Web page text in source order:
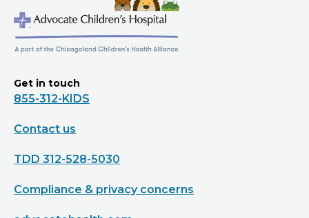
Get in touch
855-312-KIDS
Contact us
TDD 312-528-5030
Compliance & privacy concerns